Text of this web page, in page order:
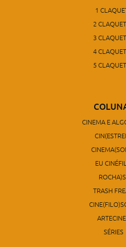
1
2
3
4
5
CINEMA E
EU
TRASH
SÉRIES